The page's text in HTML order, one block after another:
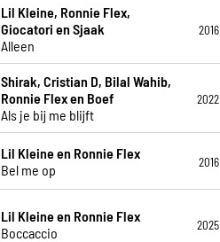
Lil Kleine, Ronnie Flex,
Giocatori en Sjaak
Alleen
2016
Shirak, Cristian D, Bilal Wahib,
Ronnie Flex en Boef
Als je bij me blijft
2022
Lil Kleine en Ronnie Flex
Bel me op
2016
Lil Kleine en Ronnie Flex
Boccaccio
2025